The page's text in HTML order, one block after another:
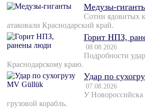
Медузы-
Сотни ядовитых
атаковали Краснодарский край.
Горит НПЗ,
08.08.2026
Подробности
Краснодарскому краю.
Удар по
07.08.2026
У
грузовой корабль.